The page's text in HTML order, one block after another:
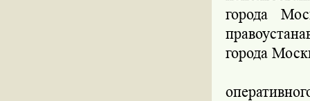
города
города